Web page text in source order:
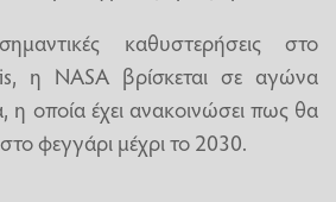
καθυστερήσεις στο
η NASA βρίσκεται σε αγώνα
η οποία έχει ανακοινώσει πως θα
φεγγάρι μέχρι το 2030.